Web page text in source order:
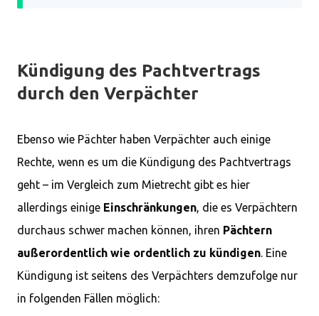
Kündigung des Pachtvertrags
durch den Verpächter
Ebenso wie Pächter haben Verpächter auch einige
Rechte, wenn es um die Kündigung des Pachtvertrags
geht – im Vergleich zum Mietrecht gibt es hier
allerdings einige Einschränkungen, die es Verpächtern
durchaus schwer machen können, ihren Pächtern
außerordentlich wie ordentlich zu kündigen. Eine
Kündigung ist seitens des Verpächters demzufolge nur
in folgenden Fällen möglich: